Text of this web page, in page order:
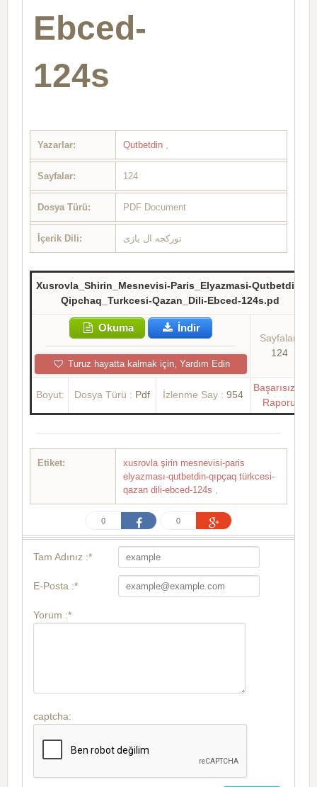
Ebced-
124s
Yazarlar: Qutbetdin
Sayfalar: 124
Dosya Türü: PDF Document
İçerik Dili: تورکجه ال یازی
Xusrovla_Shirin_Mesnevisi-Paris_Elyazmasi-Qutbetdin-
Qipchaq_Turkcesi-Qazan_Dili-Ebced-124s.pd
Okuma İndir
Turuz hayatta kalmak için, Yardım Edin
Sayfalar:
124
Boyut: Dosya Türü : Pdf İzlenme Say : 954
Başarısızlık
Raporu
Etiket:
xusrovla şirin mesnevisi-paris
elyazması-qutbetdin-qıpçaq türkcesi-
qazan dili-ebced-124s
0 0
Tam Adınız :*
E-Posta :*
Yorum :*
captcha: